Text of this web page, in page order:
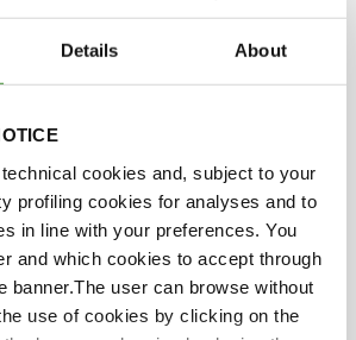
Details About
cookies and, subject to your
profiling cookies for analyses and to
in line with your preferences. You
and which cookies to accept through
banner.The user can browse without
use of cookies by clicking on the
nos acompaña el piloto de
rápido alcanzado en un Monster
BKT.
descubrimos cómo BKT jugó un
a la hora de ayudar a Bryce a
de 100,3 millas por hora,
los obstáculos del campo.
todo sobre el riguroso